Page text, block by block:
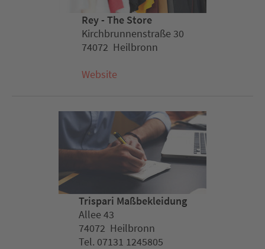
Rey - The Store
Kirchbrunnenstraße 30
74072 Heilbronn
Website
Trispari Maßbekleidung
Allee 43
74072 Heilbronn
Tel. 07131 1245805